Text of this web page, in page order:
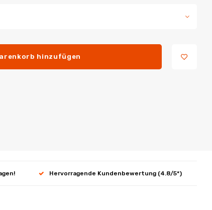
hinzufügen
Hervorragende Kundenbewertung (4.8/5*)